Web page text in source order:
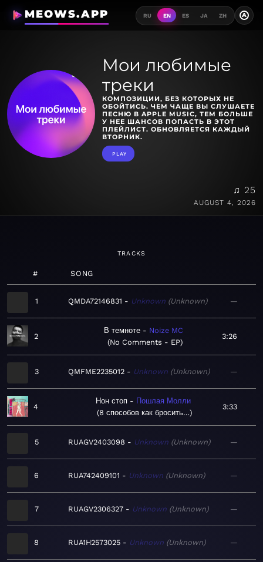
MEOWS.APP RU EN ES JA ZH A
Мои любимые
треки
КОМПОЗИЦИИ, БЕЗ КОТОРЫХ НЕ
ОБОЙТИСЬ. ЧЕМ ЧАЩЕ ВЫ СЛУШАЕТЕ
ПЕСНЮ В APPLE MUSIC, ТЕМ БОЛЬШЕ
У НЕЕ ШАНСОВ ПОПАСТЬ В ЭТОТ
ПЛЕЙЛИСТ. ОБНОВЛЯЕТСЯ КАЖДЫЙ
ВТОРНИК.
PLAY
♫ 25
AUGUST 4, 2026
TRACKS
# SONG
1 QMDA72146831 Unknown Unknown —
2
В темноте
Noize MC
No Comments - EP
3:26
3 QMFME2235012 Unknown Unknown —
4
Нон стоп
Пошлая Молли
8 способов как бросить…
3:33
5 RUAGV2403098 Unknown Unknown —
6 RUA742409101 Unknown Unknown —
7 RUAGV2306327 Unknown Unknown —
8 RUA1H2573025 Unknown Unknown —